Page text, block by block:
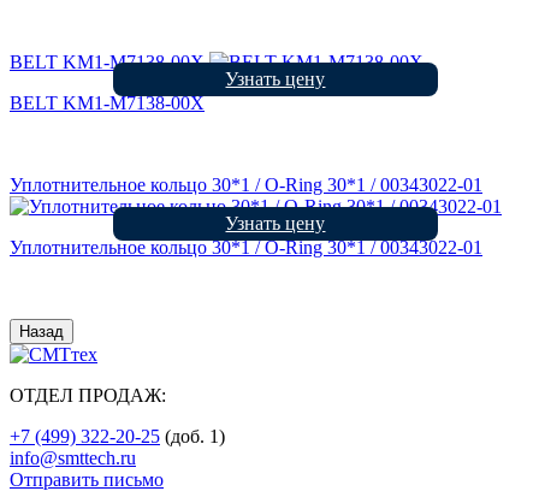
BELT KM1-M7138-00X
BELT KM1-M7138-00X
Узнать цену
Уплотнительное кольцо 30*1 / O-Ring 30*1 / 00343022-01
Уплотнительное кольцо 30*1 / O-Ring 30*1 / 00343022-01
Узнать цену
Назад
ОТДЕЛ ПРОДАЖ:
+7 (499) 322-20-25 (доб. 1)
info@smttech.ru
Отправить письмо